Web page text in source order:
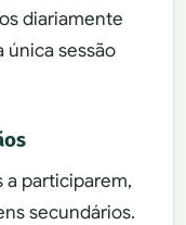
diariamente
única sessão
a participarem,
secundários.